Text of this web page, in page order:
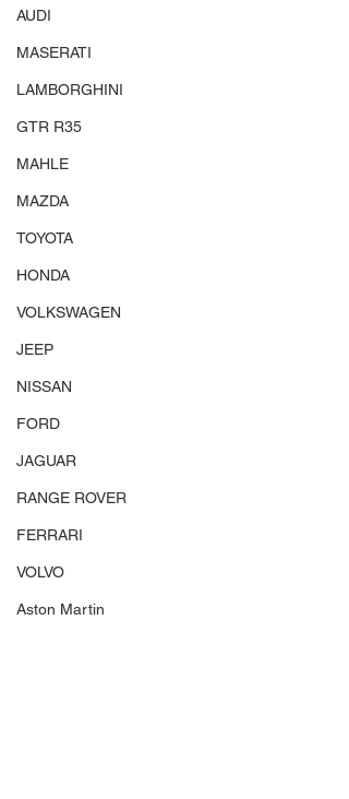
AUDI
MASERATI
LAMBORGHINI
GTR R35
MAHLE
MAZDA
TOYOTA
HONDA
VOLKSWAGEN
JEEP
NISSAN
FORD
JAGUAR
RANGE ROVER
FERRARI
VOLVO
Aston Martin